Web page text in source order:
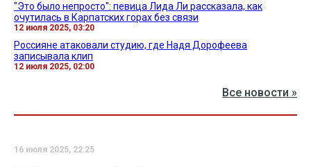
"Это было непросто": певица Лида Ли рассказала, как
очутилась в Карпатских горах без связи
12 июля 2025, 03:20
Россияне атаковали студию, где Надя Дорофеева
записывала клип
12 июля 2025, 02:00
Все новости »
16 июля 2025, 22:25